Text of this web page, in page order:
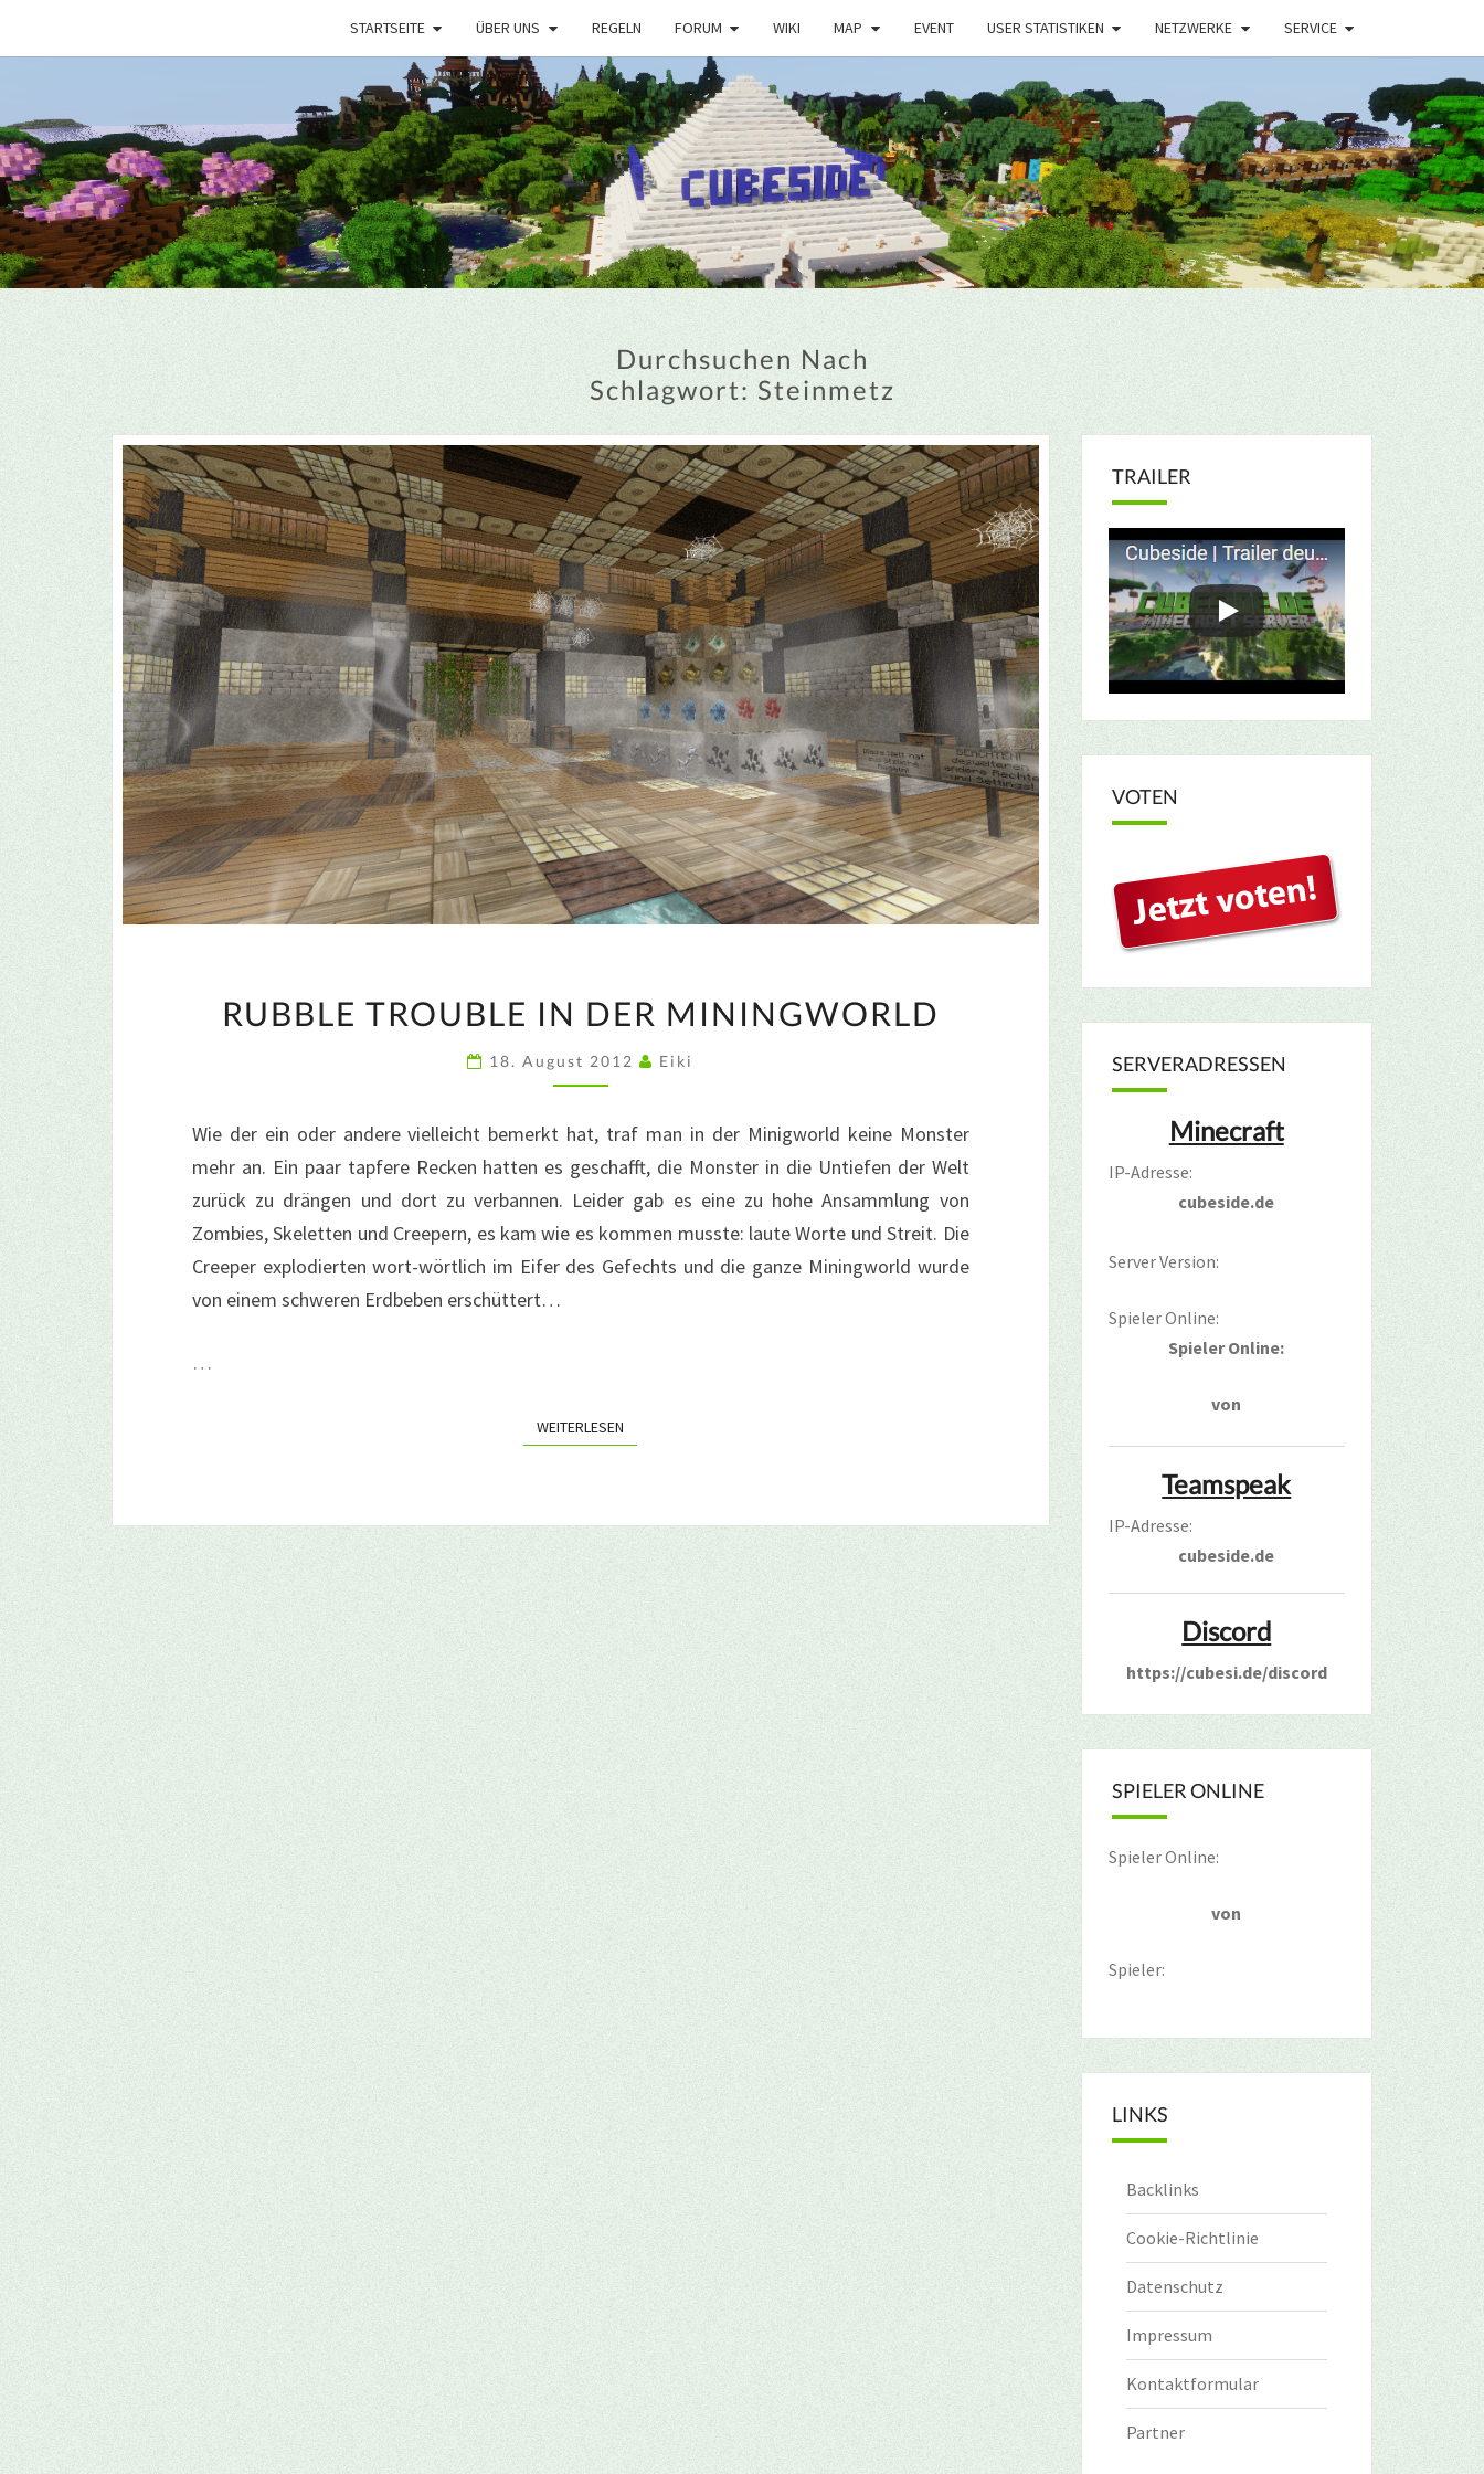
STARTSEITE ÜBER UNS REGELN FORUM WIKI MAP EVENT USER STATISTIKEN NETZWERKE SERVICE
Durchsuchen Nach
Schlagwort: Steinmetz
TROUBLE
IN
DER
RUBBLE TROUBLE IN DER MININGWORLD
18. August 2012 Eiki
Wie der ein oder andere vielleicht bemerkt hat, traf man in der Minigworld keine Monster
mehr an. Ein paar tapfere Recken hatten es geschafft, die Monster in die Untiefen der Welt
zurück zu drängen und dort zu verbannen. Leider gab es eine zu hohe Ansammlung von
Zombies, Skeletten und Creepern, es kam wie es kommen musste: laute Worte und Streit. Die
Creeper explodierten wort-wörtlich im Eifer des Gefechts und die ganze Miningworld wurde
von einem schweren Erdbeben erschüttert…
…
WEITERLESEN
TRAILER
VOTEN
SERVERADRESSEN
Minecraft
IP-Adresse:
cubeside.de
Server Version:
Spieler Online:
Spieler Online:
von
Teamspeak
IP-Adresse:
cubeside.de
Discord
https://cubesi.de/discord
SPIELER ONLINE
Spieler Online:
von
Spieler:
LINKS
Backlinks
Cookie-Richtlinie
Datenschutz
Impressum
Kontaktformular
Partner